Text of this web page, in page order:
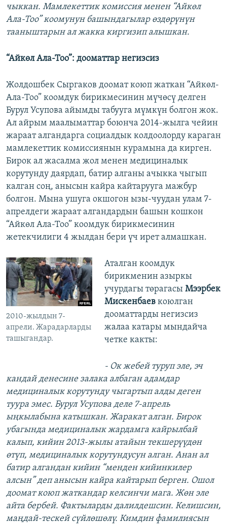
чыккан. Мамлекеттик комиссия менен “Айкөл
Ала-Тоо” коомунун башындагылар өздөрүнүн
тааныштарын ал жакка киргизип алышкан.
“Айкөл Ала-Тоо”: дооматтар негизсиз
Жолдошбек Сыргаков доомат коюп жаткан “Айкөл-
Ала-Тоо” коомдук бирикмесинин мүчөсү делген
Бурул Усупова айымды табууга мүмкүн болгон жок.
Ал айрым маалыматтар боюнча 2014-жылга чейин
жараат алгандарга социалдык колдоолорду караган
мамлекеттик комиссиянын курамына да кирген.
Бирок ал жасалма жол менен медициналык
корутунду даярдап, батир алганы ачыкка чыгып
калган соң, анысын кайра кайтарууга мажбур
болгон. Мына ушуга окшогон ызы-чуудан улам 7-
апрелдеги жараат алгандардын башын кошкон
“Айкөл Ала-Тоо” коомдук бирикмесинин
жетекчилиги 4 жылдан бери үч ирет алмашкан.
2010-жылдын 7-
апрели. Жарадарларды
ташыгандар.
Аталган коомдук
бирикменин азыркы
учурдагы төрагасы Мээрбек
Мискенбаев коюлган
дооматтарды негизсиз
жалаа катары мындайча
четке какты:
- Ок жебей туруп эле, эч
кандай денесине залака албаган адамдар
медициналык корутунду чыгартып алды деген
туура эмес. Бурул Усупова деле 7-апрель
ыңкылабына катышкан. Жаракат алган. Бирок
убагында медициналык жардамга кайрылбай
калып, кийин 2013-жылы атайын текшерүүдөн
өтүп, медициналык корутундусун алган. Анан ал
батир алгандан кийин “менден кийинкилер
алсын” деп анысын кайра кайтарып берген. Ошол
доомат коюп жаткандар келсинчи мага. Жөн эле
айта бербей. Фактыларды далилдешсин. Келишсин,
маңдай-тескей сүйлөшөлү. Кимдин фамилиясын